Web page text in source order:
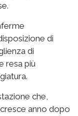
di
di
resa più
che,
anno dopo